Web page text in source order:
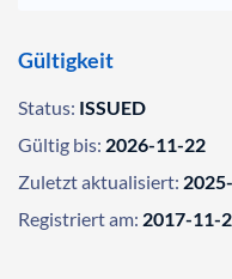
Gültigkeit
Status: ISSUED
Gültig bis: 2026-11-22
Zuletzt aktualisiert:
Registriert am: 2017-11-